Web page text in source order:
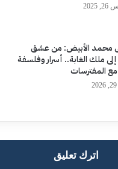
محمد الأبيض: من عشق
إلى ملك الغابة.. أسرار وفلسفة
مع المفترسات
اترك تعليق